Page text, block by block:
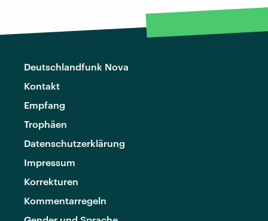
Deutschlandfunk Nova
Kontakt
Empfang
Trophäen
Datenschutzerklärung
Impressum
Korrekturen
Kommentarregeln